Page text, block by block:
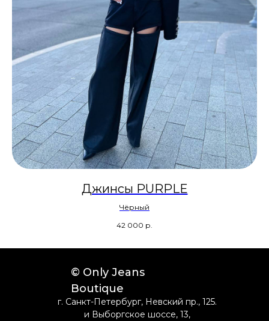
Джинсы PURPLE
Чёрный
42 000 р.
г. Санкт-Петербург, Невский пр., 125.
и Выборгское шоссе, 13,
© Only Jeans
Boutique